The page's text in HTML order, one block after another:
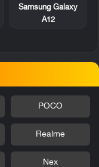
Samsung Galaxy
A12
POCO
Realme
Nex